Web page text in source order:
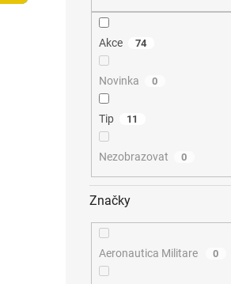
Akce 74
Novinka 0
Tip 11
Nezobrazovat 0
Značky
Aeronautica Militare 0